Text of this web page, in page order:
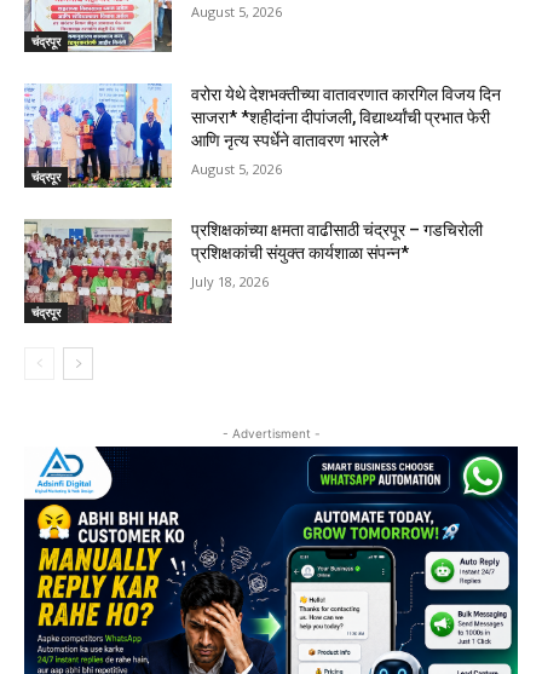
चंद्रपूर
August 5, 2026
चंद्रपूर
वरोरा येथे देशभक्तीच्या वातावरणात कारगिल विजय दिन
साजरा* *शहीदांना दीपांजली, विद्यार्थ्यांची प्रभात फेरी
आणि नृत्य स्पर्धेने वातावरण भारले*
August 5, 2026
चंद्रपूर
प्रशिक्षकांच्या क्षमता वाढीसाठी चंद्रपूर – गडचिरोली
प्रशिक्षकांची संयुक्त कार्यशाळा संपन्न*
July 18, 2026
- Advertisment -